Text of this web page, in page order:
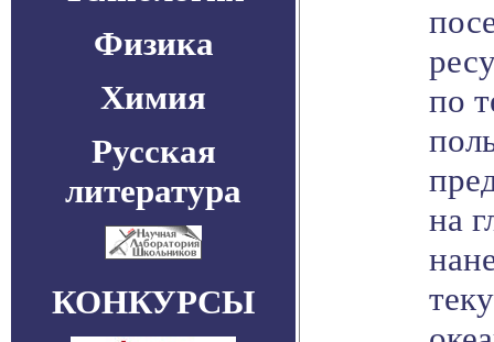
Физика
Химия
Русская
литература
КОНКУРСЫ
по
на